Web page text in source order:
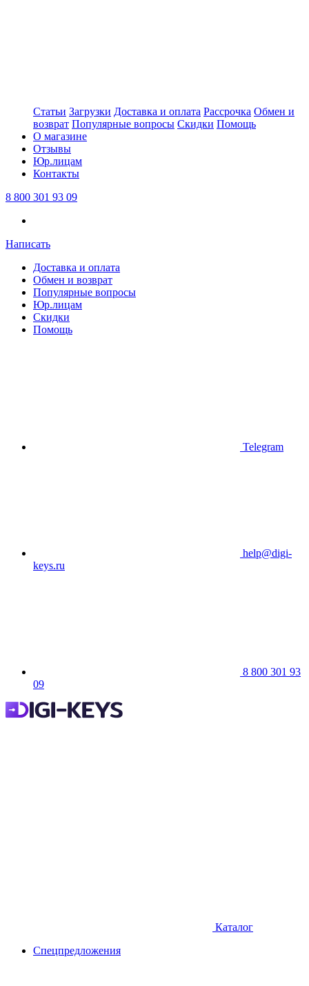
Статьи Загрузки Доставка и оплата Рассрочка Обмен и
возврат Популярные вопросы Скидки Помощь
О магазине
Отзывы
Юр.лицам
Контакты
8 800 301 93 09
Написать
Доставка и оплата
Обмен и возврат
Популярные вопросы
Юр.лицам
Скидки
Помощь
Telegram
help@digi-
keys.ru
8 800 301 93
09
Каталог
Спецпредложения